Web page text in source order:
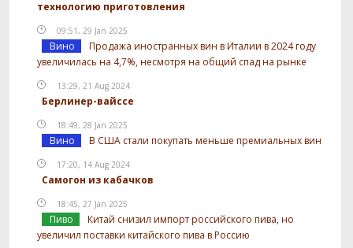
технологию приготовления
09:51, 29 Jan 2025
Вино
Продажа иностранных вин в Италии в 2024 году
увеличилась на 4,7%, несмотря на общий спад на рынке
13:29, 21 Aug 2024
Берлинер-вайссе
18:49, 28 Jan 2025
Вино В США стали покупать меньше премиальных вин
17:20, 14 Aug 2024
Самогон из кабачков
18:45, 27 Jan 2025
Пиво
Китай снизил импорт российского пива, но
увеличил поставки китайского пива в Россию